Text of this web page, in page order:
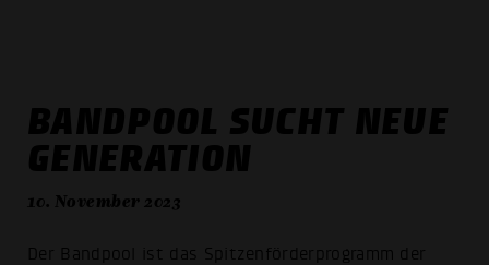
BANDPOOL SUCHT NEUE
GENERATION
10. November 2023
Der Bandpool ist das Spitzenförderprogramm der